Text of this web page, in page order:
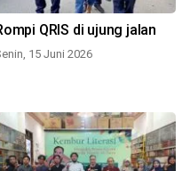
QRIS di ujung jalan
15 Juni 2026